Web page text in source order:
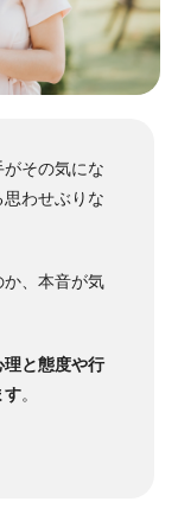
その気にな
わせぶりな
、本音が気
と態度や行
す。